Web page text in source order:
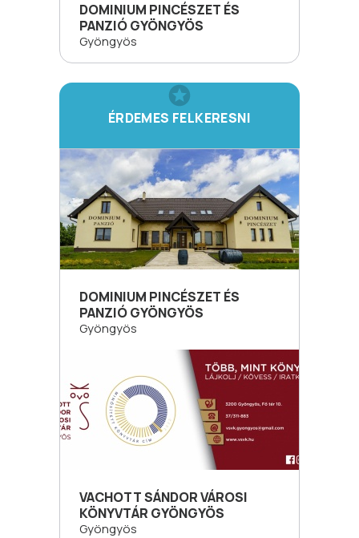
DOMINIUM PINCÉSZET ÉS
PANZIÓ GYÖNGYÖS
Gyöngyös
ÉRDEMES FELKERESNI
DOMINIUM PINCÉSZET ÉS
PANZIÓ GYÖNGYÖS
Gyöngyös
VACHOTT SÁNDOR VÁROSI
KÖNYVTÁR GYÖNGYÖS
Gyöngyös